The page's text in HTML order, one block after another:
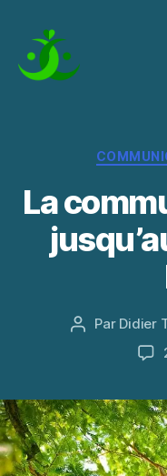
La
Auteur
Par Didier